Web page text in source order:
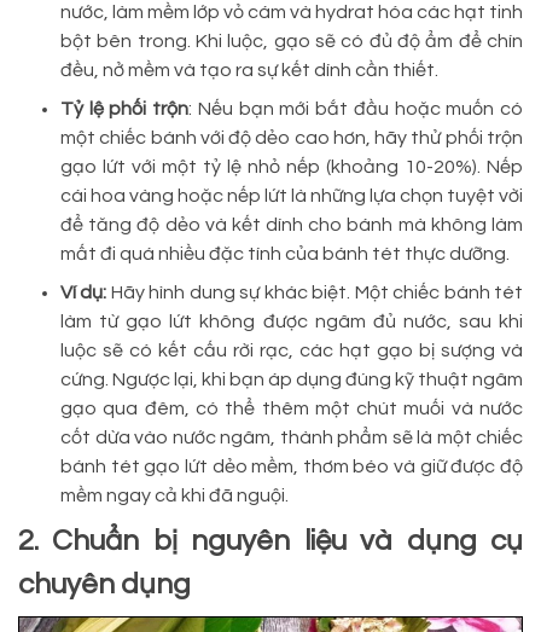
nước, làm mềm lớp vỏ cám và hydrat hóa các hạt tinh
bột bên trong. Khi luộc, gạo sẽ có đủ độ ẩm để chín
đều, nở mềm và tạo ra sự kết dính cần thiết.
Tỷ lệ phối trộn: Nếu bạn mới bắt đầu hoặc muốn có
một chiếc bánh với độ dẻo cao hơn, hãy thử phối trộn
gạo lứt với một tỷ lệ nhỏ nếp (khoảng 10-20%). Nếp
cái hoa vàng hoặc nếp lứt là những lựa chọn tuyệt vời
để tăng độ dẻo và kết dính cho bánh mà không làm
mất đi quá nhiều đặc tính của bánh tét thực dưỡng.
Ví dụ: Hãy hình dung sự khác biệt. Một chiếc bánh tét
làm từ gạo lứt không được ngâm đủ nước, sau khi
luộc sẽ có kết cấu rời rạc, các hạt gạo bị sượng và
cứng. Ngược lại, khi bạn áp dụng đúng kỹ thuật ngâm
gạo qua đêm, có thể thêm một chút muối và nước
cốt dừa vào nước ngâm, thành phẩm sẽ là một chiếc
bánh tét gạo lứt dẻo mềm, thơm béo và giữ được độ
mềm ngay cả khi đã nguội.
2. Chuẩn bị nguyên liệu và dụng cụ
chuyên dụng